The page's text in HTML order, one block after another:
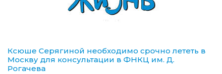
Ксюше Серягиной необходимо срочно лететь в
Москву для консультации в ФНКЦ им. Д.
Рогачева